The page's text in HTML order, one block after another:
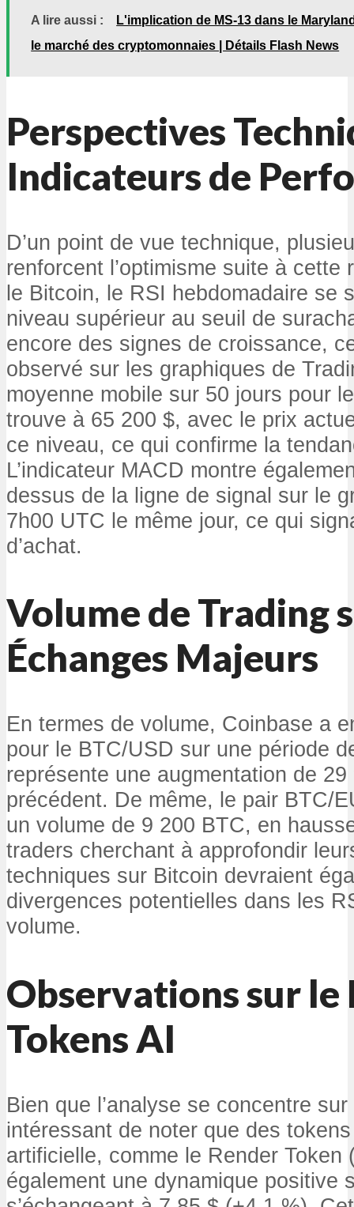
A lire aussi :
L'implication de MS-13 dans le
le marché des cryptomonnaies | Détails Flash News
Perspectives
Indicateurs de
D’un point de vue technique,
renforcent l’optimisme suite à cette
le Bitcoin, le RSI hebdomadaire se
niveau supérieur au seuil de
encore des signes de croissance,
observé sur les graphiques de
moyenne mobile sur 50 jours pour
trouve à 65 200 $, avec le prix
ce niveau, ce qui confirme la
L’indicateur MACD montre
dessus de la ligne de signal sur le
7h00 UTC le même jour, ce qui
d’achat.
Volume de Trading
Échanges Majeurs
En termes de volume, Coinbase a
pour le BTC/USD sur une période
représente une augmentation de
précédent. De même, le pair BTC/
un volume de 9 200 BTC, en
traders cherchant à approfondir
techniques sur Bitcoin devraient
divergences potentielles dans les
volume.
Observations sur le
Tokens AI
Bien que l’analyse se concentre
intéressant de noter que des
artificielle, comme le Render Token
également une dynamique positive